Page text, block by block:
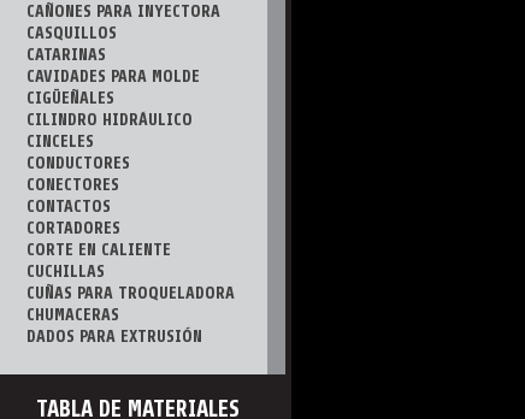
CAÑONES PARA INYECTORA
CASQUILLOS
CATARINAS
CAVIDADES PARA MOLDE
CIGÜEÑALES
CILINDRO HIDRÁULICO
CINCELES
CONDUCTORES
CONECTORES
CONTACTOS
CORTADORES
CORTE EN CALIENTE
CUCHILLAS
CUÑAS PARA TROQUELADORA
CHUMACERAS
DADOS PARA EXTRUSIÓN
DADOS PARA ROSCADO
DOBLADORAS
TABLA DE MATERIALES